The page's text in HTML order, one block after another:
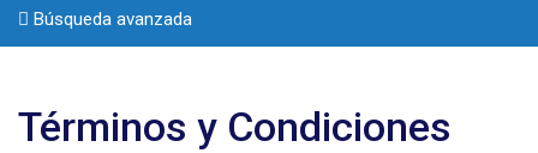
Búsqueda avanzada
Términos y Condiciones